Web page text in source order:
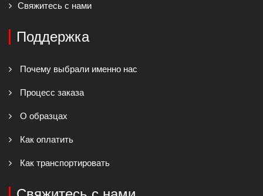
Свяжитесь с нами
Поддержка
Почему выбрали именно нас
Процесс заказа
О образцах
Как оплатить
Как транспортировать